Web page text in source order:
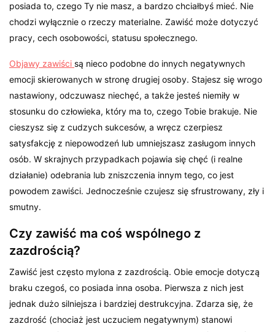
posiada to, czego Ty nie masz, a bardzo chciałbyś mieć. Nie
chodzi wyłącznie o rzeczy materialne. Zawiść może dotyczyć
pracy, cech osobowości, statusu społecznego.
Objawy zawiścisą nieco podobne do innych negatywnych
emocji skierowanych w stronę drugiej osoby. Stajesz się wrogo
nastawiony, odczuwasz niechęć, a także jesteś niemiły w
stosunku do człowieka, który ma to, czego Tobie brakuje. Nie
cieszysz się z cudzych sukcesów, a wręcz czerpiesz
satysfakcję z niepowodzeń lub umniejszasz zasługom innych
osób. W skrajnych przypadkach pojawia się chęć (i realne
działanie) odebrania lub zniszczenia innym tego, co jest
powodem zawiści. Jednocześnie czujesz się sfrustrowany, zły i
smutny.
Czy zawiść ma coś wspólnego z
zazdrością?
Zawiść jest często mylona z zazdrością. Obie emocje dotyczą
braku czegoś, co posiada inna osoba. Pierwsza z nich jest
jednak dużo silniejsza i bardziej destrukcyjna. Zdarza się, że
zazdrość (chociaż jest uczuciem negatywnym) stanowi